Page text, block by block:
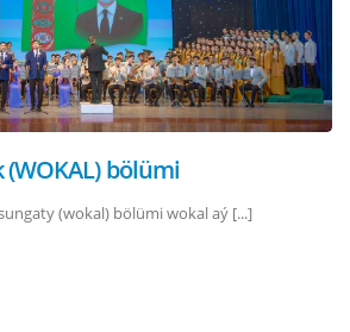
bölümi
(wokal) bölümi wokal aý [...]